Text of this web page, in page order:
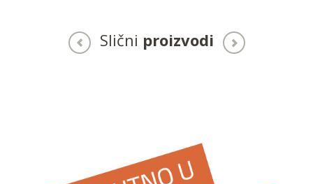
Slični proizvodi